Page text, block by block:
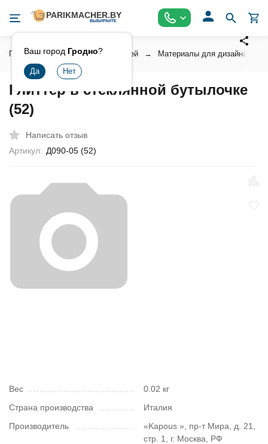
Ваш город Гродно?
Главная Косметика для ногтей Материалы для дизайна
Глиттер в стеклянной бутылочке
(52)
Написать отзыв
Артикул: Д090-05 (52)
Вес
0.02 кг
Страна производства
Италия
Производитель
«Kapous », пр-т Мира, д. 21,
стр. 1, г. Москва, РФ